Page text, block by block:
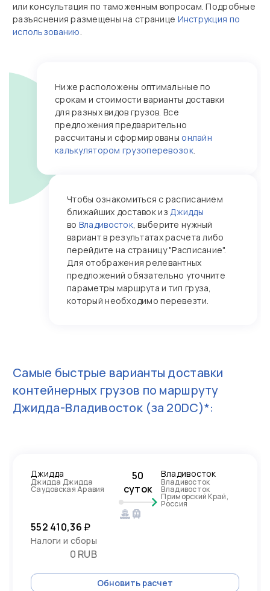
или консультация по таможенным вопросам. Подробные
разъяснения размещены на странице Инструкция по
использованию.
Ниже расположены оптимальные по
срокам и стоимости варианты доставки
для разных видов грузов. Все
предложения предварительно
рассчитаны и сформированы онлайн
калькулятором грузоперевозок.
Чтобы ознакомиться с расписанием
ближайших доставок изДжидды
во Владивосток, выберите нужный
вариант в результатах расчета либо
перейдите на страницу "Расписание".
Для отображения релевантных
предложений обязательно уточните
параметры маршрута и тип груза,
который необходимо перевезти.
Самые быстрые варианты доставки
контейнерных грузов по маршруту
Джидда-Владивосток (за 20DC)*:
Джидда
Джидда Джидда
Саудовская Аравия
50
суток
Владивосток
Владивосток
Владивосток
Приморский Край,
Россия
552 410,36 ₽
Налоги и сборы
0 RUB
Обновить расчет